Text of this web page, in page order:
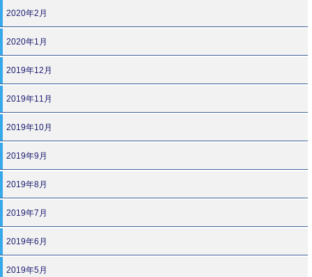
2020年2月
2020年1月
2019年12月
2019年11月
2019年10月
2019年9月
2019年8月
2019年7月
2019年6月
2019年5月